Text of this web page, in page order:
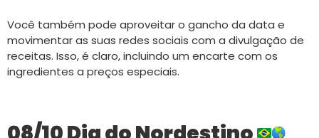
Você também pode aproveitar o gancho da data e
movimentar as suas redes sociais com a divulgação de
receitas. Isso, é claro, incluindo um encarte com os
ingredientes a preços especiais.